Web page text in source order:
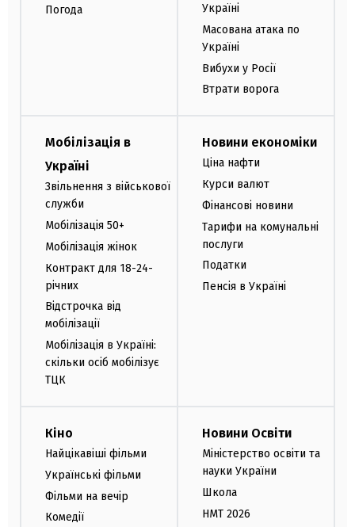
Погода
Україні
Масована атака по
Україні
Вибухи у Росії
Втрати ворога
Мобілізація в
Україні
Звільнення з військової
служби
Мобілізація 50+
Мобілізація жінок
Контракт для 18-24-
річних
Відстрочка від
мобілізації
Мобілізація в Україні:
скільки осіб мобілізує
ТЦК
Новини економіки
Ціна нафти
Курси валют
Фінансові новини
Тарифи на комунальні
послуги
Податки
Пенсія в Україні
Кіно
Найцікавіші фільми
Українські фільми
Фільми на вечір
Комедії
Новини Освіти
Міністерство освіти та
науки України
Школа
НМТ 2026